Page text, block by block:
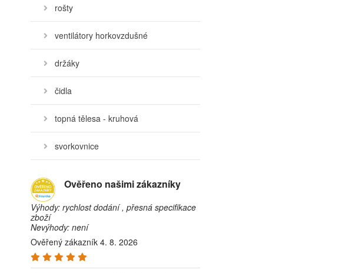
rošty
ventilátory horkovzdušné
držáky
čidla
topná tělesa - kruhová
svorkovnice
Ověřeno našimi zákazníky
Výhody: rychlost dodání , přesná specifikace
zboží
Nevýhody: není
Ověřený zákazník 4. 8. 2026